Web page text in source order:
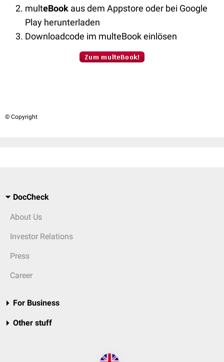
multeBook aus dem Appstore oder bei Google
Play herunterladen
Downloadcode im multeBook einlösen
© Copyright
DocCheck
About Us
Investor Relations
Press
Career
For Business
Other stuff